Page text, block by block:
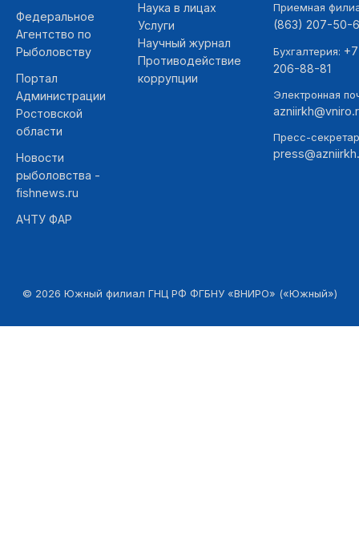
Федеральное
Агентство по
Рыболовству
Портал
Администрации
Ростовской
области
Новости
рыболовства -
fishnews.ru
АЧТУ ФАР
Наука в лицах
Услуги
Научный журнал
Противодействие
коррупции
Приемная
(863) 207-50-
Бухгалтерия:
206-88-81
Электронная
Пресс-
© 2026 Южный филиал ГНЦ РФ ФГБНУ «ВНИРО» («Южный»)